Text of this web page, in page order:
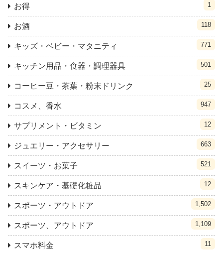
お得 1
お酒 118
キッズ・ベビー・マタニティ 771
キッチン用品・食器・調理器具 501
コーヒー豆・茶葉・粉末ドリンク 25
コスメ、香水 947
サプリメント・ビタミン 12
ジュエリー・アクセサリー 663
スイーツ・お菓子 521
スキンケア・基礎化粧品 12
スポーツ・アウトドア 1,502
スポーツ、アウトドア 1,109
スマホ料金 11